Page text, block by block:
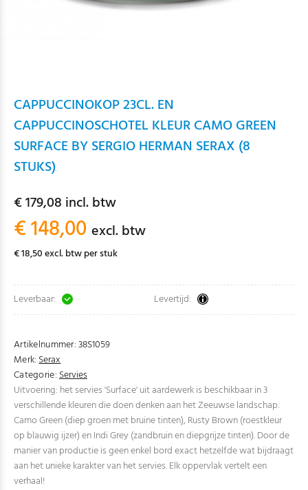
CAPPUCCINOKOP 23CL. EN
CAPPUCCINOSCHOTEL KLEUR CAMO GREEN
SURFACE BY SERGIO HERMAN SERAX (8
STUKS)
€ 179,08 incl. btw
€ 148,00 excl. btw
€ 18,50 excl. btw per stuk
Leverbaar: Levertijd:
Artikelnummer:38S1059
Merk:Serax
Categorie:Servies
Uitvoering: het servies 'Surface' uit aardewerk is beschikbaar in 3
verschillende kleuren die doen denken aan het Zeeuwse landschap:
Camo Green (diep groen met bruine tinten), Rusty Brown (roestkleur
op blauwig ijzer) en Indi Grey (zandbruin en diepgrijze tinten). Door de
manier van productie is geen enkel bord exact hetzelfde wat bijdraagt
aan het unieke karakter van het servies. Elk oppervlak vertelt een
verhaal!